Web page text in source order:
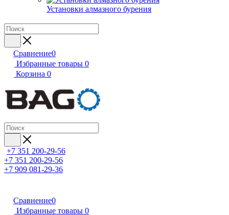
Установки алмазного бурения
Сравнение0
Избранные товары 0
Корзина 0
+7 351 200-29-56
+7 351 200-29-56
+7 909 081-29-36
Сравнение0
Избранные товары 0